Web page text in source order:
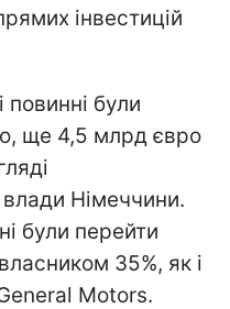
інвестицій
були
ще 4,5 млрд євро
Німеччини.
були перейти
35%, як і
Motors.